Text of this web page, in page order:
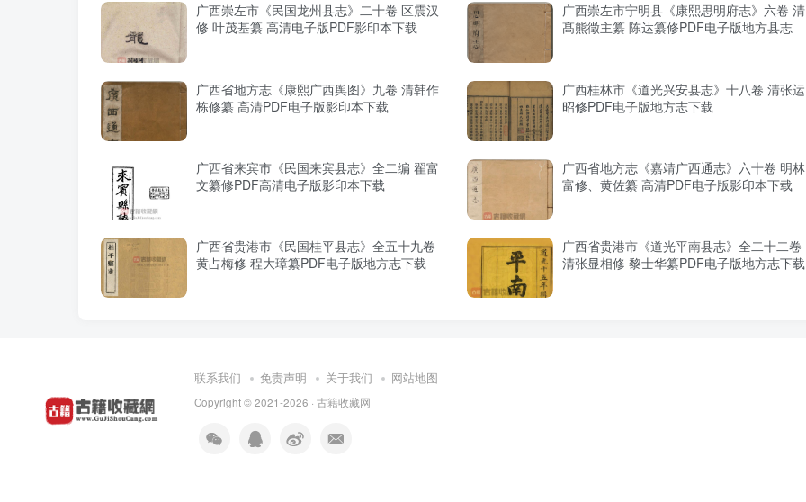
广西崇左市《民国龙州县志》二十卷 区震汉
修 叶茂基纂 高清电子版PDF影印本下载
广西崇左市宁明县《康熙思明府志》六卷 清
髙熊徵主纂 陈达纂修PDF电子版地方县志
广西省地方志《康熙广西舆图》九卷 清韩作
栋修纂 高清PDF电子版影印本下载
广西桂林市《道光兴安县志》十八卷 清张运
昭修PDF电子版地方志下载
广西省来宾市《民国来宾县志》全二编 翟富
文纂修PDF高清电子版影印本下载
广西省地方志《嘉靖广西通志》六十卷 明林
富修、黄佐纂 高清PDF电子版影印本下载
广西省贵港市《民国桂平县志》全五十九卷
黄占梅修 程大璋纂PDF电子版地方志下载
广西省贵港市《道光平南县志》全二十二卷
清张显相修 黎士华纂PDF电子版地方志下载
联系我们 免责声明 关于我们 网站地图
Copyright © 2021-2026 · 古籍收藏网